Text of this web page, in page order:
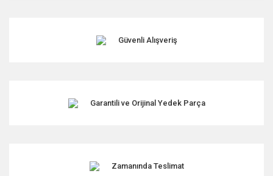
Ürün fiyatı diğer sitelerden daha pahalı.
Güvenli Alışveriş
Garantili ve Orijinal Yedek Parça
Zamanında Teslimat